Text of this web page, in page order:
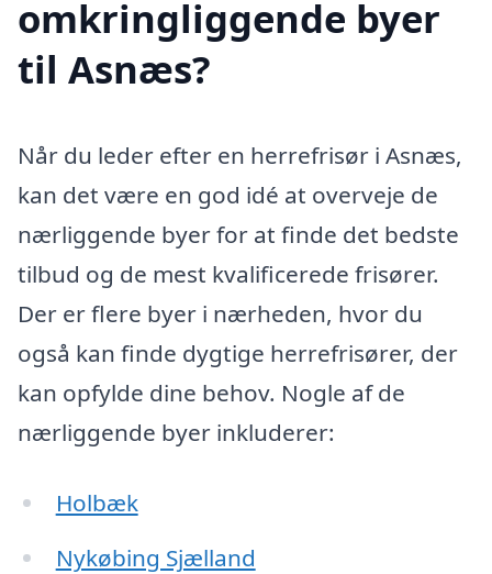
omkringliggende byer
til Asnæs?
Når du leder efter en herrefrisør i Asnæs,
kan det være en god idé at overveje de
nærliggende byer for at finde det bedste
tilbud og de mest kvalificerede frisører.
Der er flere byer i nærheden, hvor du
også kan finde dygtige herrefrisører, der
kan opfylde dine behov. Nogle af de
nærliggende byer inkluderer:
Holbæk
Nykøbing Sjælland